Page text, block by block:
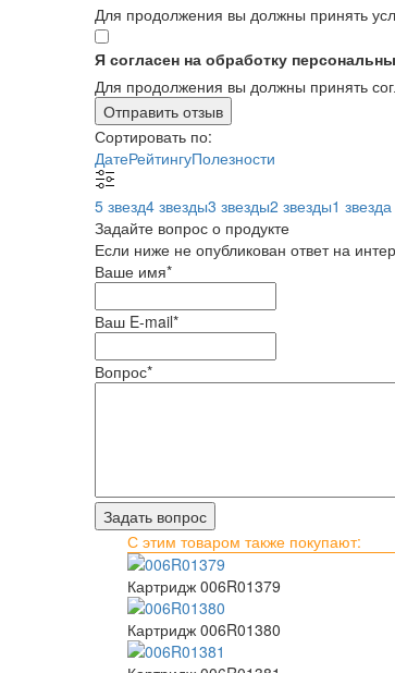
Для продолжения вы должны принять
Я согласен на обработку
Для продолжения вы должны принять
Отправить отзыв
Сортировать по:
ДатеРейтингуПолезности
5 звезд4 звезды3 звезды2 звезды1 звезда
Задайте вопрос о продукте
Если ниже не опубликован ответ на
Ваше имя*
Ваш E-mail*
Вопрос*
С этим товаром также покупают:
Картридж 006R01379
Картридж 006R01380